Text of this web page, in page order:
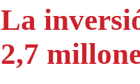
La
2,7